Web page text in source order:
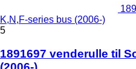
K,N,F-series bus (2006-)
5
1891697 venderulle til